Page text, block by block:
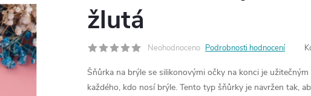
žlutá
Neohodnoceno Podrobnosti hodnocení
Šňůrka na brýle se silikonovými očky na konci je
každého, kdo nosí brýle. Tento typ šňůrky je navržen tak,